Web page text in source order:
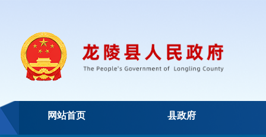
网站首页 县政府